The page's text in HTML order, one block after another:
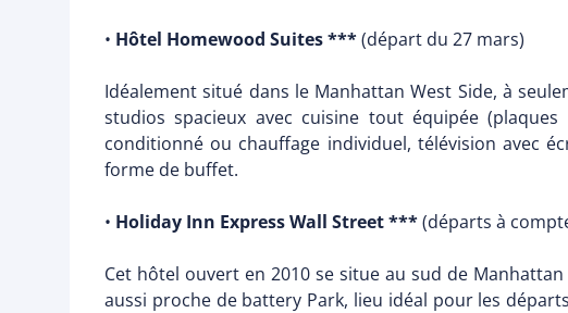
• Hôtel Homewood Suites ***(départ du 27 mars)
Idéalement situé dans le Manhattan West Side, à
studios spacieux avec cuisine tout équipée
conditionné ou chauffage individuel, télévision avec
forme de buffet.
• Holiday Inn Express Wall Street ***(départs à
Cet hôtel ouvert en 2010 se situe au sud de
aussi proche de battery Park, lieu idéal pour les